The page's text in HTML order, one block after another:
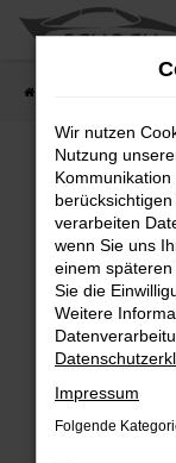
Zum
Fehler:
Beim Laden
Hier sind ein
Überprüfe
Laden
Prüfe
Wir nutzen
Nutzung
verarbeiten
wenn Sie uns
einem
Sie die
Weitere
Impressum
Folgende